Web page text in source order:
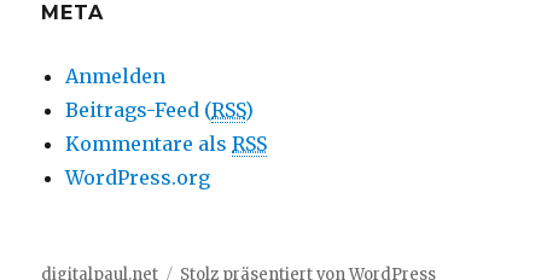
META
Anmelden
Beitrags-Feed (RSS)
Kommentare alsRSS
WordPress.org
digitalpaul.net Stolz präsentiert von WordPress